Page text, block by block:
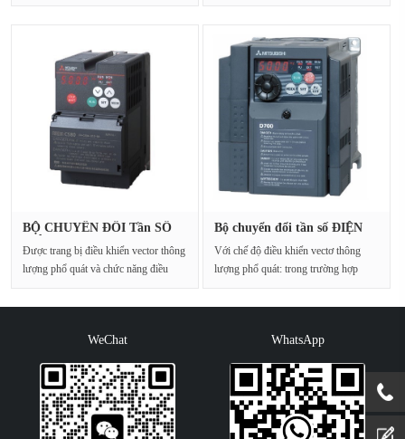
BỘ CHUYỂN ĐỔI Tần SỐ
Được trang bị điều khiển vector thông
lượng phổ quát và chức năng điều
Bộ chuyển đổi tần số ĐIỆN
Với chế độ điều khiển vectơ thông
lượng phổ quát: trong trường hợp
WeChat WhatsApp